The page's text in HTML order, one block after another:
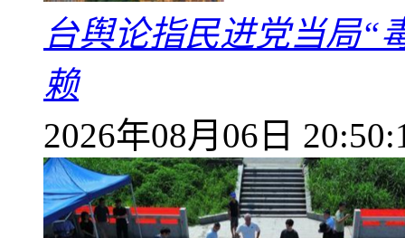
台舆论指民进党当局“
赖
2026年08月06日